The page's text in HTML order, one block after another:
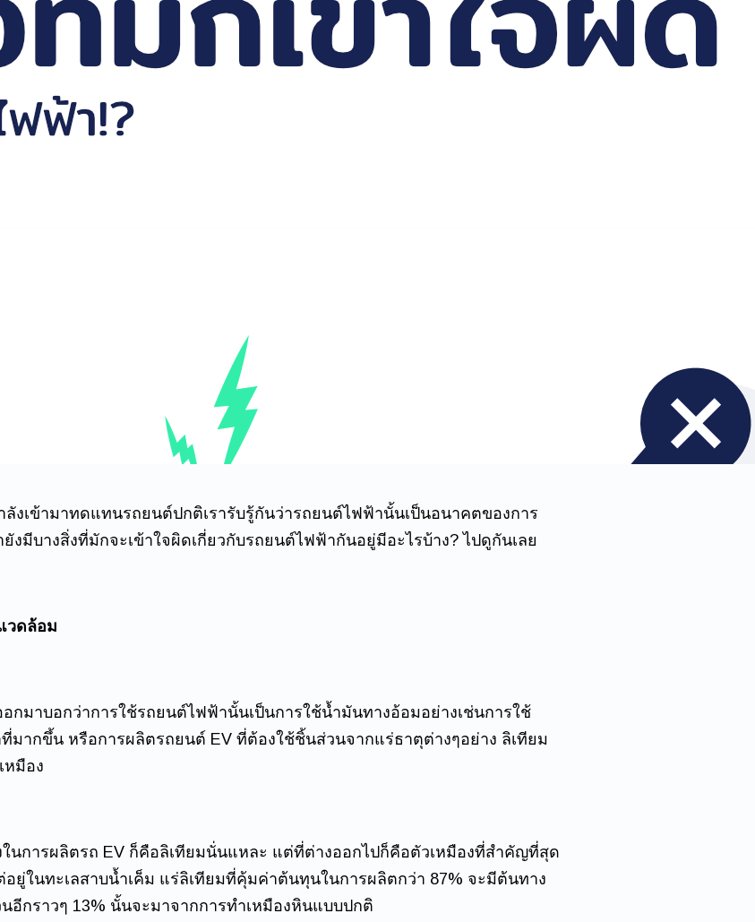
งเข้ามาทดแทนรถยนต์ปกติเรารับรู้กันว่ารถยนต์ไฟฟ้านั้นเป็นอนาคตของการ
มีบางสิ่งที่มักจะเข้าใจผิดเกี่ยวกับรถยนต์ไฟฟ้ากันอยู่มีอะไรบ้าง? ไปดูกันเลย
วดล้อม
กมาบอกว่าการใช้รถยนต์ไฟฟ้านั้นเป็นการใช้น้ำมันทางอ้อมอย่างเช่นการใช้
ากขึ้น หรือการผลิตรถยนต์ EV ที่ต้องใช้ชิ้นส่วนจากแร่ธาตุต่างๆอย่าง ลิเทียม
หมือง
การผลิตรถ EV ก็คือลิเทียมนั่นแหละ แต่ที่ต่างออกไปก็คือตัวเหมืองที่สำคัญที่สุด
ยู่ในทะเลสาบน้ำเค็ม แร่ลิเทียมที่คุ้มค่าต้นทุนในการผลิตกว่า 87% จะมีต้นทาง
อีกราวๆ 13% นั้นจะมาจากการทำเหมืองหินแบบปกติ